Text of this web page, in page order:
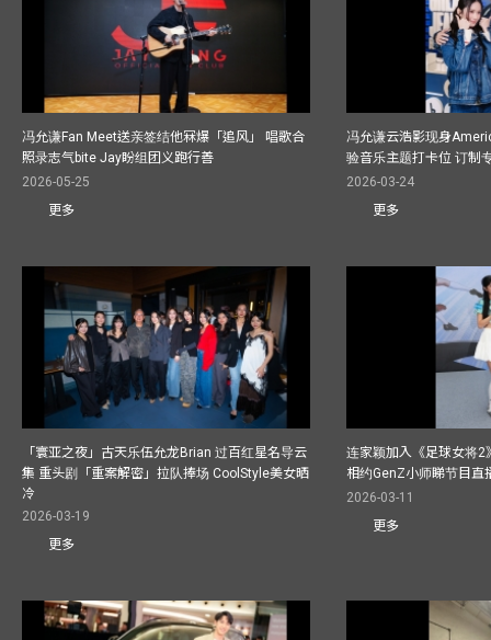
冯允谦Fan Meet送亲签结他冧爆「追风」 唱歌合
照录志气bite Jay盼组团义跑行善
2026-05-25
更多
冯允谦云浩影现身
验音乐主题打卡位 订制
2026-03-24
更多
「寰亚之夜」古天乐伍允龙Brian 过百红星名导云
集 重头剧「重案解密」拉队捧场 CoolStyle美女晒
冷
2026-03-19
更多
连家颖加入《足球女将
相约GenZ小师睇节目直
2026-03-11
更多